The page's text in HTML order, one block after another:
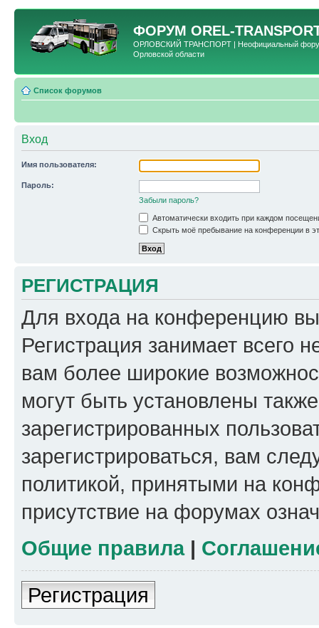
ФОРУМ OREL-
ОРЛОВСКИЙ ТРАНСПОРТ | Неофициальный форум
Орловской области
Список форумов
Вход
Имя пользователя:
Пароль:
Забыли пароль?
Автоматически входить при каждом
Скрыть моё пребывание на конференции в
РЕГИСТРАЦИЯ
Для входа на конференцию
Регистрация занимает всего
вам более широкие
могут быть установлены
зарегистрированных
зарегистрироваться, вам
политикой, принятыми на
присутствие на форумах
Общие правила|
Регистрация